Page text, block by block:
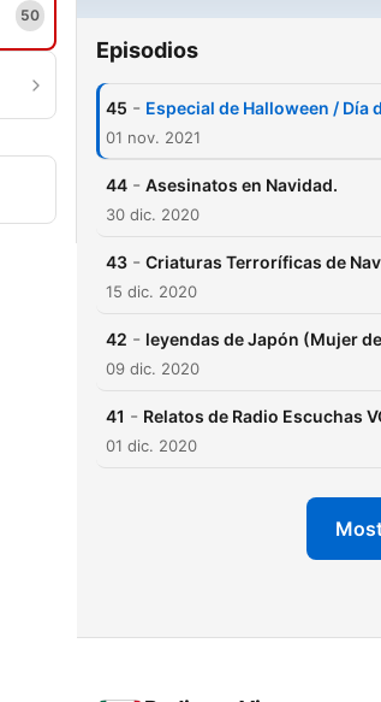
50
Episodios
45 - Especial de Halloween / Día
01 nov. 2021
44 - Asesinatos en Navidad.
30 dic. 2020
43 - Criaturas Terroríficas de
15 dic. 2020
42 - leyendas de Japón (Mujer
09 dic. 2020
41 - Relatos de Radio Escuchas
01 dic. 2020